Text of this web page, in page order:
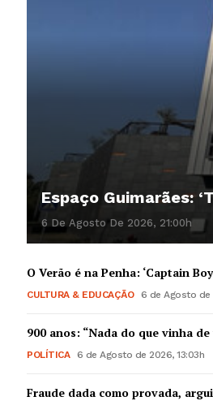
Espaço Guimarães:
6 De Agosto De 2026, 21:00h
O Verão é na Penha: ‘Captain
CULTURA & EDUCAÇÃO 6 de Agosto de
900 anos: “Nada do que vinha
POLÍTICA 6 de Agosto de 2026, 13:03h
Fraude dada como provada,